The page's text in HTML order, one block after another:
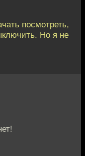
посмотреть,
Но я не